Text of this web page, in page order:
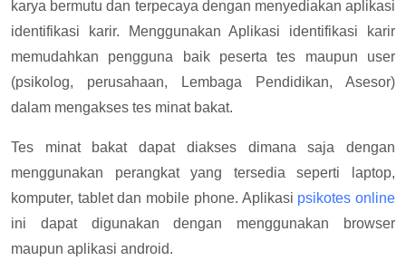
karya bermutu dan terpecaya dengan menyediakan aplikasi
identifikasi karir. Menggunakan Aplikasi identifikasi karir
memudahkan pengguna baik peserta tes maupun user
(psikolog, perusahaan, Lembaga Pendidikan, Asesor)
dalam mengakses tes minat bakat.
Tes minat bakat dapat diakses dimana saja dengan
menggunakan perangkat yang tersedia seperti laptop,
komputer, tablet dan mobile phone. Aplikasi psikotes online
ini dapat digunakan dengan menggunakan browser
maupun aplikasi android.